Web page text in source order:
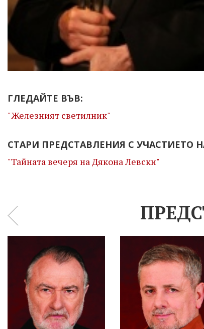
ГЛЕДАЙТЕ ВЪВ:
"Железният светилник"
СТАРИ ПРЕДСТАВЛЕНИЯ С УЧАСТИЕТО
"Тайната вечеря на Дякона Левски"
‹